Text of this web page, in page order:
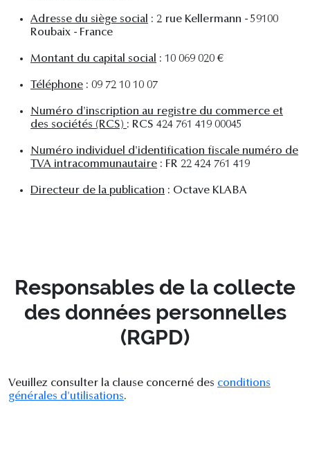
Adresse du siège social : 2 rue Kellermann - 59100
Roubaix - France
Montant du capital social : 10 069 020 €
Téléphone : 09 72 10 10 07
Numéro d'inscription au registre du commerce et
des sociétés (RCS) : RCS 424 761 419 00045
Numéro individuel d'identification fiscale numéro de
TVA intracommunautaire : FR 22 424 761 419
Directeur de la publication : Octave KLABA
Responsables de la collecte
des données personnelles
(RGPD)
Veuillez consulter la clause concerné des conditions
générales d'utilisations.